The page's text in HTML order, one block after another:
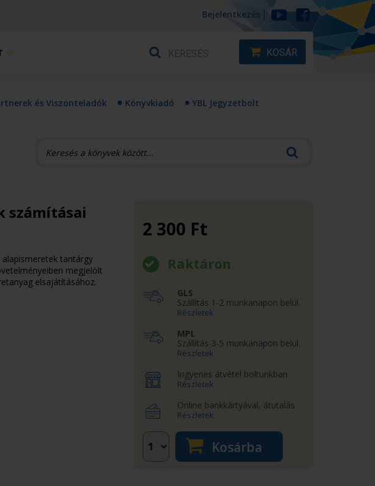
Bejelentkezés
KOSÁR
és Viszonteladók Könyvkiadó YBL Jegyzetbolt
számításai
tantárgy
megjelölt
elsajátításához.
2 300 Ft
Raktáron
GLS
Szállítás 1-2 munkanapon belül.
Részletek
MPL
Szállítás 3-5 munkanapon belül.
Részletek
Ingyenes átvétel boltunkban
Részletek
Online bankkártyával, átutalás
Részletek
Kosárba